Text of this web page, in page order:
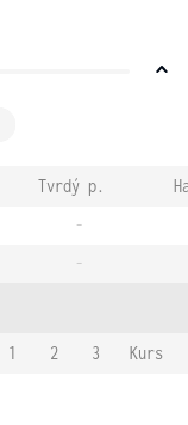
Tvrdý p.
-
-
1 2 3
Kurs